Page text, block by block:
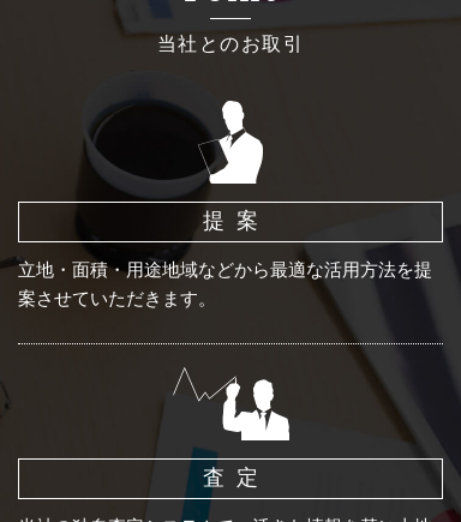
当社とのお取引
提案
立地・面積・用途地域などから最適な活用方法を提
案させていただきます。
査定